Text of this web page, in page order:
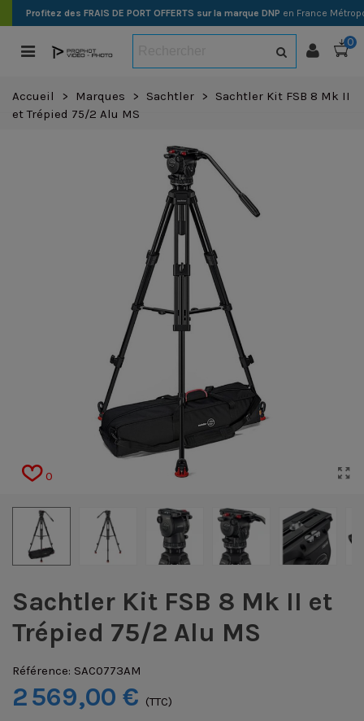
Profitez des FRAIS DE PORT OFFERTS sur la marque DNP en France
0
Accueil > Marques > Sachtler >
Sachtler Kit FSB 8 Mk II
et Trépied 75/2 Alu MS
0
Sachtler Kit FSB 8 Mk II et
Trépied 75/2 Alu MS
Référence: SAC0773AM
2 569,00 € (TTC)